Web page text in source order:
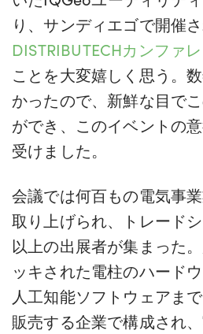
り、サンディエゴで開催
DISTRIBUTECHカンファ
ことを大変嬉しく思う。
かったので、新鮮な目で
ができ、このイベントの
受けました。
会議では何百もの電気事
取り上げられ、トレード
以上の出展者が集まった
ッキされた電柱のハード
人工知能ソフトウェアま
販売する企業で構成され